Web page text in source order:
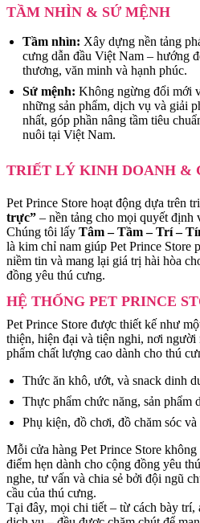
TẦM NHÌN & SỨ MỆNH
Tầm nhìn: Xây dựng nền tảng
cưng dẫn đầu Việt Nam – hướng
thương, văn minh và hạnh phúc.
Sứ mệnh: Không ngừng đổi mới
những sản phẩm, dịch vụ và giải
nhất, góp phần nâng tầm tiêu
nuôi tại Việt Nam.
TRIẾT LÝ KINH DOANH &
Pet Prince Store hoạt động dựa trên
trực” – nền tảng cho mọi quyết định
Chúng tôi lấy Tâm – Tầm – Trí –
là kim chỉ nam giúp Pet Prince Store
niềm tin và mang lại giá trị hài hòa
đồng yêu thú cưng.
HỆ THỐNG PET PRINCE
Pet Prince Store được thiết kế như
thiện, hiện đại và tiện nghi, nơi người
phẩm chất lượng cao dành cho thú
Thức ăn khô, ướt, và snack dinh
Thực phẩm chức năng, sản phẩm
Phụ kiện, đồ chơi, đồ chăm sóc và
Mỗi cửa hàng Pet Prince Store
điểm hẹn dành cho cộng đồng yêu
nghe, tư vấn và chia sẻ bởi đội ngũ
cầu của thú cưng.
Tại đây, mọi chi tiết – từ cách bày trí,